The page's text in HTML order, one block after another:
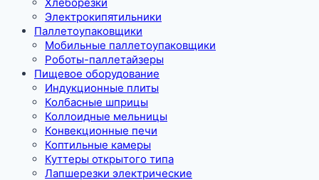
Хлеборезки
Электрокипятильники
Паллетоупаковщики
Мобильные паллетоупаковщики
Роботы-паллетайзеры
Пищевое оборудование
Индукционные плиты
Колбасные шприцы
Коллоидные мельницы
Конвекционные печи
Коптильные камеры
Куттеры открытого типа
Лапшерезки электрические